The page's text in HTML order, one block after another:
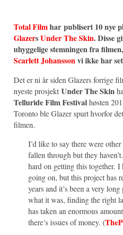
Total Filmhar publisert 10 nye
GlazersUnder The Skin. Disse
uhyggelige stemningen fra
Scarlett Johanssonvi ikke har
Det er ni år siden Glazers forrige
nyeste prosjekt Under The Skin
Telluride Film Festivalhøsten
Toronto ble Glazer spurt hvorfor
filmen.
I’d like to say there were
fallen through but they
hard on getting this together.
going on, but this project has
years and it’s been a very
what it was, finding the right
has taken an enormous
there’s issues of money. (